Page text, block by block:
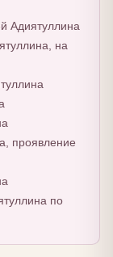
Адиятуллина
на
проявление
по